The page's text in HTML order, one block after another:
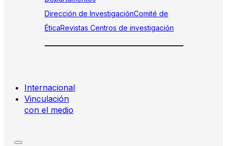
Dirección de InvestigaciónComité de
ÉticaRevistas Centros de investigación
Internacional
Vinculación
con el medio